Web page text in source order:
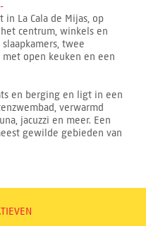
La Cala de Mijas, op
centrum, winkels en
twee
open keuken en een
en berging en ligt in een
verwarmd
jacuzzi en meer. Een
gewilde gebieden van